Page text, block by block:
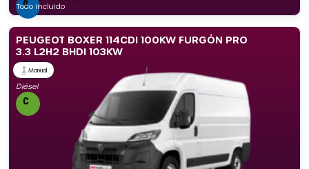
Todo incluido
PEUGEOT BOXER 114CDI 100KW FURGÓN PRO
3.3 L2H2 BHDI 103KW
Manual
Diésel